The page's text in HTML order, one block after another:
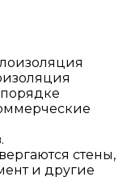
порядке
стены,
и другие